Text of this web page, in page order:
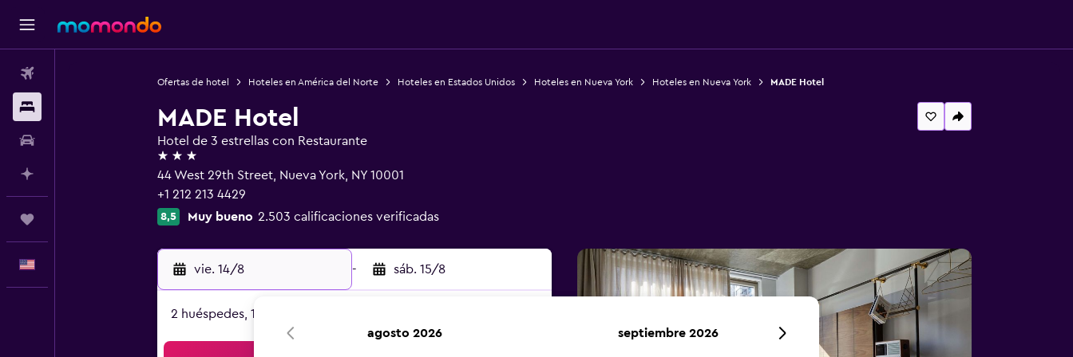
Ofertas de hotel Hoteles en América del Norte Hoteles en Estados Unidos Hoteles en Nueva York Hoteles en Nueva York MADE Hotel
MADE Hotel
Hotel de 3 estrellas con Restaurante
3 estrellas
44 West 29th Street, Nueva York, NY 10001
+1 212 213 4429
8,5 Muy bueno 2.503 calificaciones verificadas
vie. 14/8 - sáb. 15/8
2 huéspedes, 1 habitación
agosto 2026 septiembre 2026